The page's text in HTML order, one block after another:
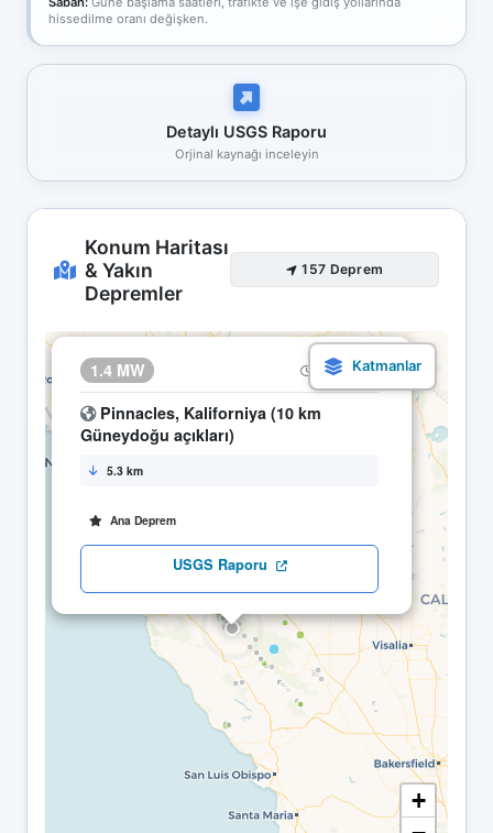
hissedilme oranı değişken.
Detaylı USGS Raporu
Orjinal kaynağı inceleyin
Konum Haritası
& Yakın
Depremler
157 Deprem
1.4 MW 10.05 09:47
Pinnacles, Kaliforniya (10 km
Güneydoğu açıkları)
5.3 km
Ana Deprem
USGS Raporu
×
+